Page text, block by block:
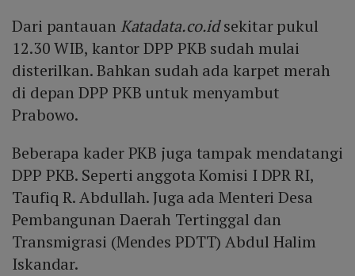
Dari pantauan Katadata.co.idsekitar pukul
12.30 WIB, kantor DPP PKB sudah mulai
disterilkan. Bahkan sudah ada karpet merah
di depan DPP PKB untuk menyambut
Prabowo.
Beberapa kader PKB juga tampak mendatangi
DPP PKB. Seperti anggota Komisi I DPR RI,
Taufiq R. Abdullah. Juga ada Menteri Desa
Pembangunan Daerah Tertinggal dan
Transmigrasi (Mendes PDTT) Abdul Halim
Iskandar.